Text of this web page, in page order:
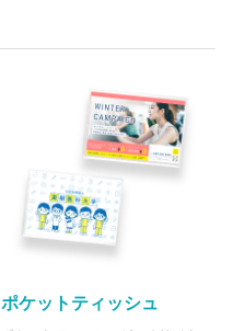
ポケットティッシュ